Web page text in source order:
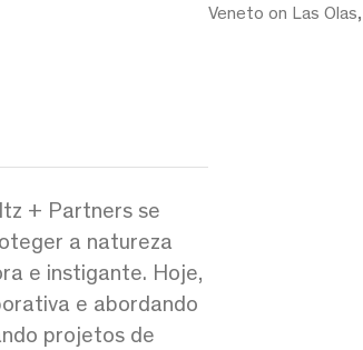
Veneto on Las
+ Partners se
a natureza
e instigante. Hoje,
e abordando
projetos de